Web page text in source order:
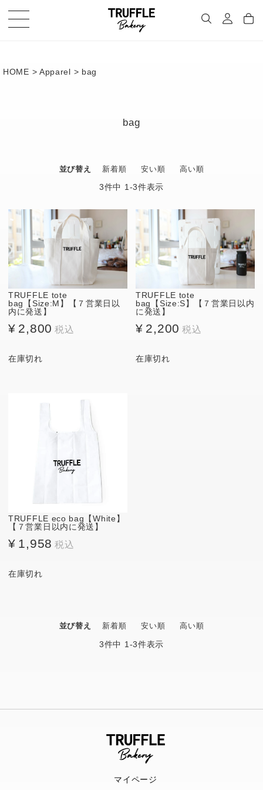
HOME Apparel bag
bag
並び替え 新着順 安い順 高い順
3件中 1 -3件表示
TRUFFLE tote
bag【Size:M】【７営業日以
内に発送】
¥ 2,800
在庫切れ
TRUFFLE tote
bag【Size:S】【７営業日以内
に発送】
¥ 2,200
在庫切れ
TRUFFLE eco bag【White】
【７営業日以内に発送】
¥ 1,958
在庫切れ
並び替え 新着順 安い順 高い順
3件中 1 -3件表示
マイページ